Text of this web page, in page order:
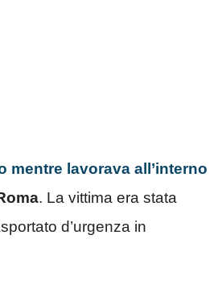
mentre lavorava all’interno
. La vittima era stata
d’urgenza in